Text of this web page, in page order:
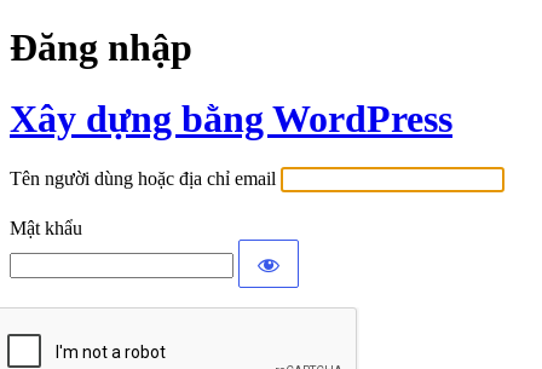
Đăng nhập
Xây dựng bằng WordPress
Tên người dùng hoặc địa chỉ email
Mật khẩu